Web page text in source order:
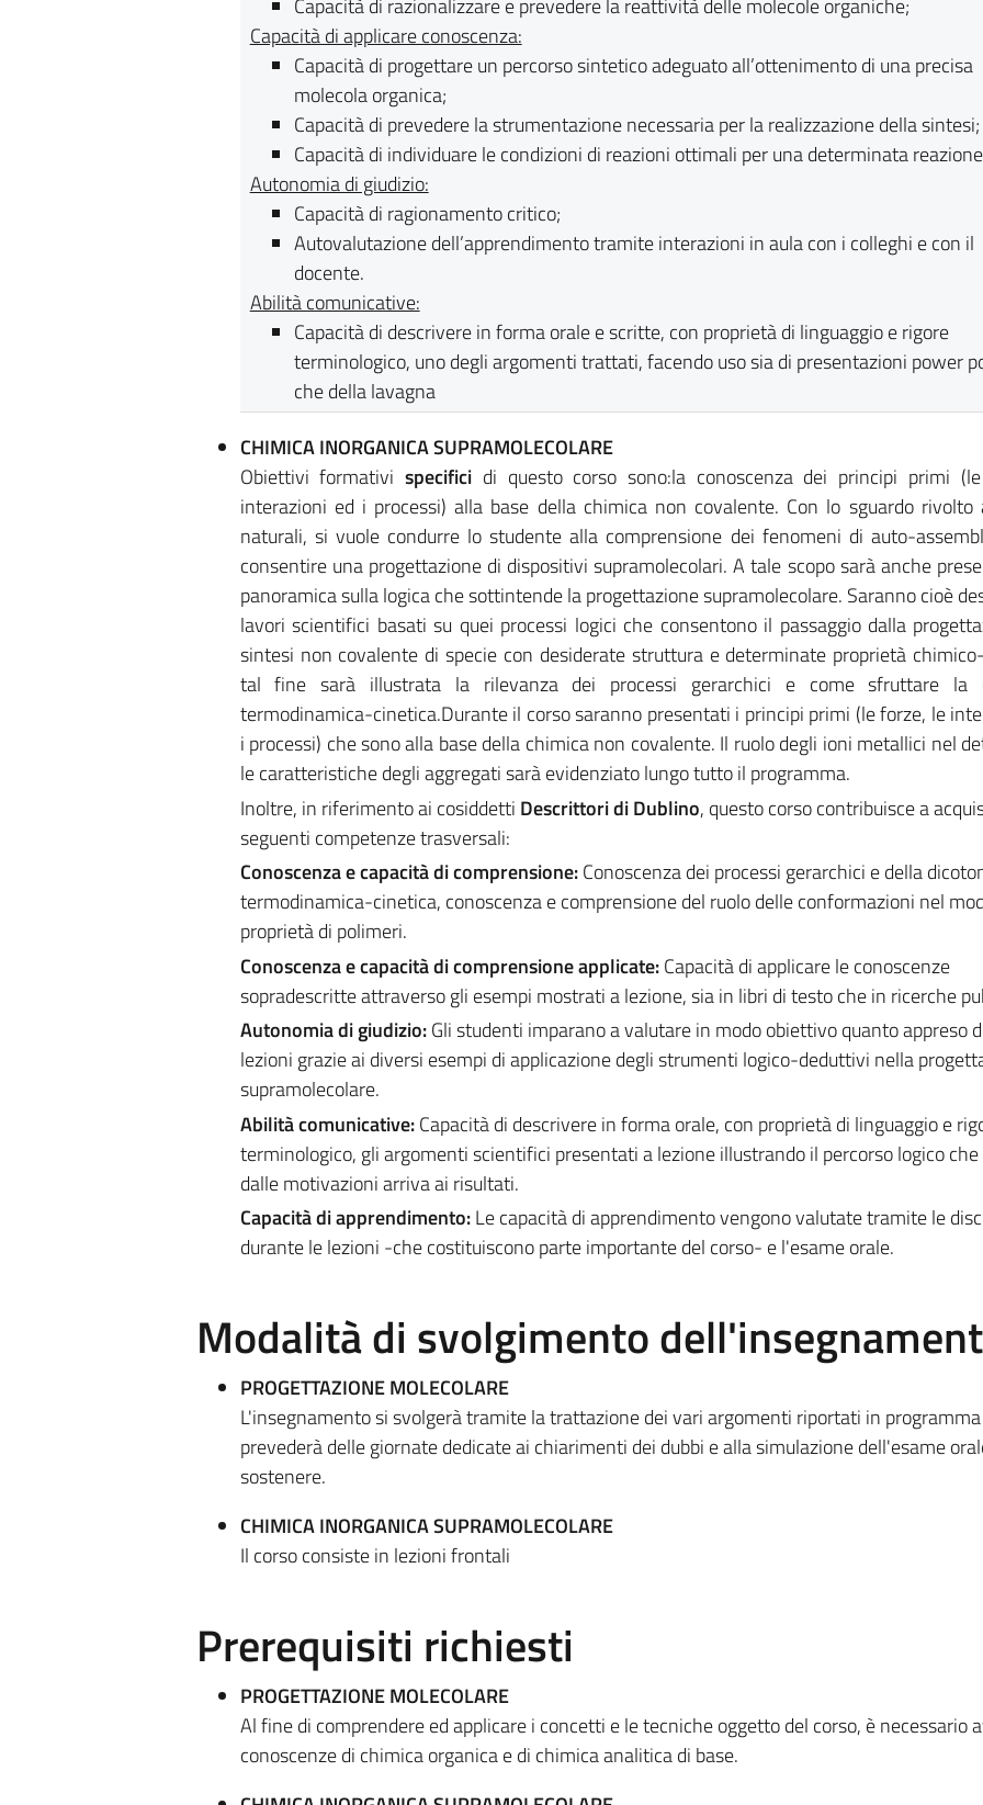
Capacità di razionalizzare e prevedere la reattività delle molecole organiche;
Capacità di applicare conoscenza:
Capacità di progettare un percorso sintetico adeguato all’ottenimento di una precisa
molecola organica;
Capacità di prevedere la strumentazione necessaria per la realizzazione della sintesi;
Capacità di individuare le condizioni di reazioni ottimali per una determinata
Autonomia di giudizio:
Capacità di ragionamento critico;
Autovalutazione dell’apprendimento tramite interazioni in aula con i colleghi e con il
docente.
Abilità comunicative:
Capacità di descrivere in forma orale e scritte, con proprietà di linguaggio e rigore
terminologico, uno degli argomenti trattati, facendo uso sia di presentazioni power
che della lavagna
CHIMICA INORGANICA SUPRAMOLECOLARE
Obiettivi formativispecifici di questo corso sono:la conoscenza dei principi primi
interazioni ed i processi) alla base della chimica non covalente. Con lo sguardo rivolto
naturali, si vuole condurre lo studente alla comprensione dei fenomeni di auto-
consentire una progettazione di dispositivi supramolecolari. A tale scopo sarà anche
panoramica sulla logica che sottintende la progettazione supramolecolare. Saranno cioè
lavori scientifici basati su quei processi logici che consentono il passaggio dalla
sintesi non covalente di specie con desiderate struttura e determinate proprietà
tal fine sarà illustrata la rilevanza dei processi gerarchici e come sfruttare la
termodinamica-cinetica.Durante il corso saranno presentati i principi primi (le forze, le
i processi) che sono alla base della chimica non covalente. Il ruolo degli ioni metallici nel
le caratteristiche degli aggregati sarà evidenziato lungo tutto il programma.
Inoltre, in riferimento ai cosiddetti Descrittori di Dublino, questo corso contribuisce a
seguenti competenze trasversali:
Conoscenza e capacità di comprensione:Conoscenza dei processi gerarchici e della
termodinamica-cinetica, conoscenza e comprensione del ruolo delle conformazioni nel
proprietà di polimeri.
Conoscenza e capacità di comprensione applicate:Capacità di applicare le conoscenze
sopradescritte attraverso gli esempi mostrati a lezione, sia in libri di testo che in ricerche
Autonomia di giudizio:Gli studenti imparano a valutare in modo obiettivo quanto appreso
lezioni grazie ai diversi esempi di applicazione degli strumenti logico-deduttivi nella
supramolecolare.
Abilità comunicative:Capacità di descrivere in forma orale, con proprietà di linguaggio e
terminologico, gli argomenti scientifici presentati a lezione illustrando il percorso logico
dalle motivazioni arriva ai risultati.
Capacità di apprendimento:Le capacità di apprendimento vengono valutate tramite le
durante le lezioni -che costituiscono parte importante del corso- e l'esame orale.
Modalità di svolgimento
PROGETTAZIONE MOLECOLARE
L'insegnamento si svolgerà tramite la trattazione dei vari argomenti riportati in
prevederà delle giornate dedicate ai chiarimenti dei dubbi e alla simulazione dell'esame
sostenere.
CHIMICA INORGANICA SUPRAMOLECOLARE
Il corso consiste in lezioni frontali
Prerequisiti richiesti
PROGETTAZIONE MOLECOLARE
Al fine di comprendere ed applicare i concetti e le tecniche oggetto del corso, è necessario
conoscenze di chimica organica e di chimica analitica di base.